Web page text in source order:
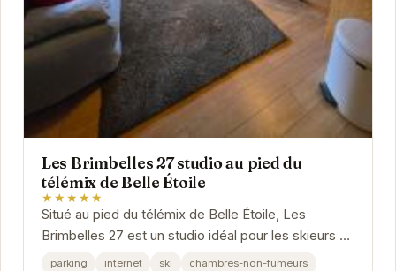
Les Brimbelles 27 studio au pied du
télémix de Belle Étoile
★★★★★
Situé au pied du télémix de Belle Étoile, Les
Brimbelles 27 est un studio idéal pour les skieurs et
les amoureux de la montagne. Son emplacement...
parking internet ski chambres-non-fumeurs